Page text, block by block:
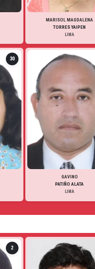
MARISOL MAGDALENA
TORRES YAIPEN
LIMA
30
GAVINO
PATIÑO ALATA
LIMA
2